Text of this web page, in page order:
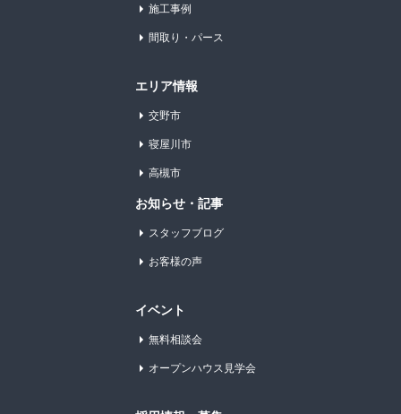
施工事例
間取り・パース
エリア情報
交野市
寝屋川市
高槻市
お知らせ・記事
スタッフブログ
お客様の声
イベント
無料相談会
オープンハウス見学会